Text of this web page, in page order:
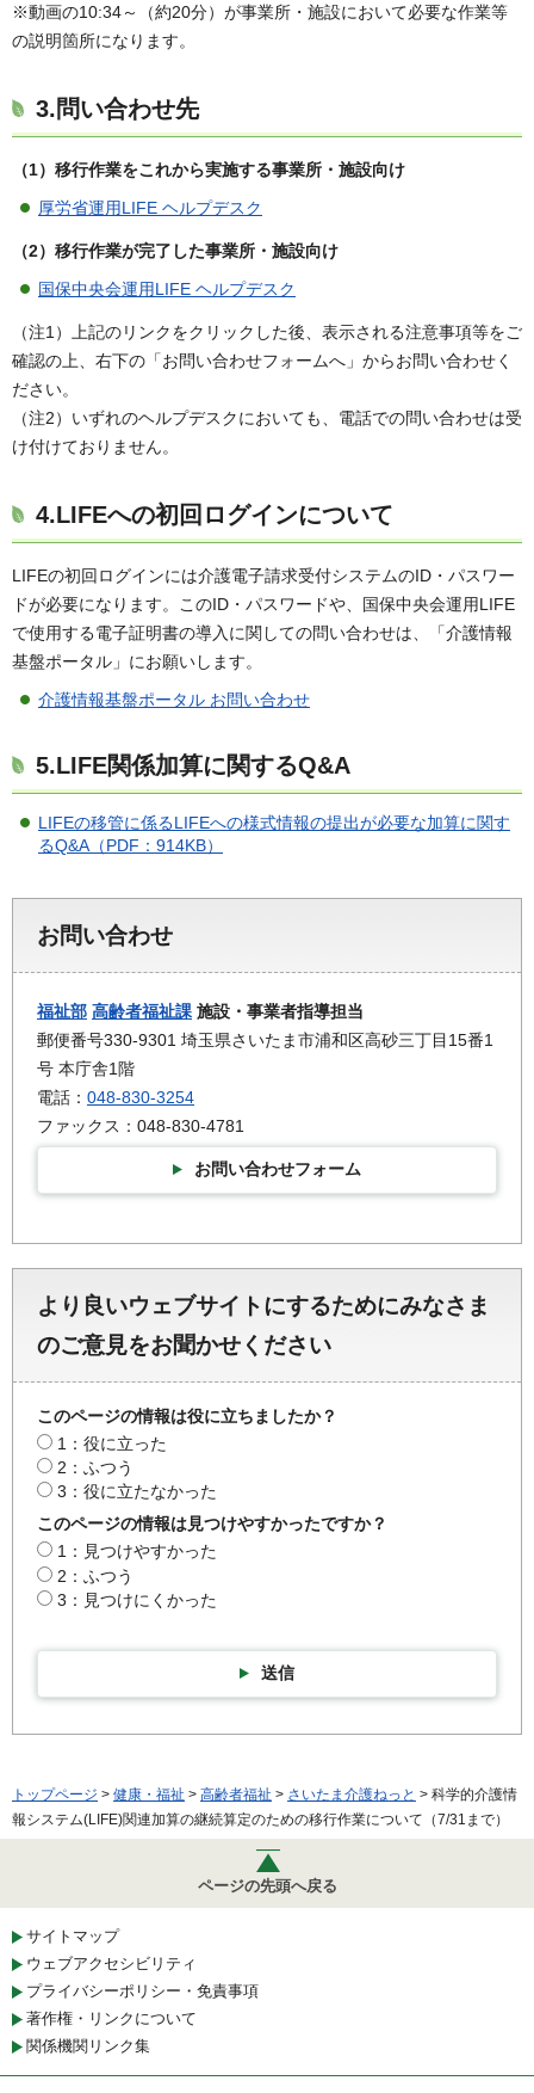
※動画の10:34～（約20分）が事業所・施設において必要な作業等
の説明箇所になります。
3.問い合わせ先
（1）移行作業をこれから実施する事業所・施設向け
厚労省運用LIFE ヘルプデスク
（2）移行作業が完了した事業所・施設向け
国保中央会運用LIFE ヘルプデスク
（注1）上記のリンクをクリックした後、表示される注意事項等をご
確認の上、右下の「お問い合わせフォームへ」からお問い合わせく
ださい。
（注2）いずれのヘルプデスクにおいても、電話での問い合わせは受
け付けておりません。
4.LIFEへの初回ログインについて
LIFEの初回ログインには介護電子請求受付システムのID・パスワー
ドが必要になります。このID・パスワードや、国保中央会運用LIFE
で使用する電子証明書の導入に関しての問い合わせは、「介護情報
基盤ポータル」にお願いします。
介護情報基盤ポータル お問い合わせ
5.LIFE関係加算に関するQ&A
LIFEの移管に係るLIFEへの様式情報の提出が必要な加算に関す
るQ&A（PDF：914KB）
お問い合わせ
福祉部 高齢者福祉課 施設・事業者指導担当
郵便番号330-9301 埼玉県さいたま市浦和区高砂三丁目15番1
号 本庁舎1階
電話： 048-830-3254
ファックス：048-830-4781
お問い合わせフォーム
より良いウェブサイトにするためにみなさま
のご意見をお聞かせください
このページの情報は役に立ちましたか？
1：役に立った
2：ふつう
3：役に立たなかった
このページの情報は見つけやすかったですか？
1：見つけやすかった
2：ふつう
3：見つけにくかった
送信
トップページ > 健康・福祉 > 高齢者福祉 > さいたま介護ねっと > 科学的介護情
報システム(LIFE)関連加算の継続算定のための移行作業について（7/31まで）
ページの先頭へ戻る
サイトマップ
ウェブアクセシビリティ
プライバシーポリシー・免責事項
著作権・リンクについて
関係機関リンク集